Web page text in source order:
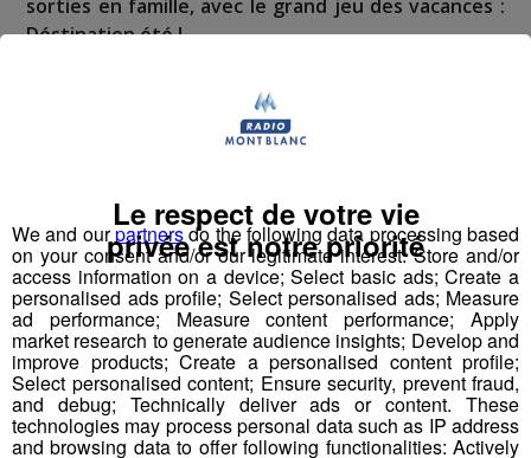
sorties en famille, avec le grand jeu des vacances :
Déstination été !
Deux rendez-vous par jour, à 8h45 et 17h45 sur
Nous vous poserons une question, a vous de faire le
bon choix entre les 3 réponses pour repartir avec vos
entrées pour un maximum d'activités dans la région !
Inscription par téléphone toute la journée pour
participer aux 2 tirages au sort par jour à 8h45 et 17h45.
Appelez le standard au 04 50 58 24 09
We and ourpartnersdo the following data processing based
on your consent and/or our legitimate interest: Store and/or
access information on a device; Select basic ads; Create a
personalised ads profile; Select personalised ads; Measure
ad performance; Measure content performance; Apply
market research to generate audience insights; Develop and
improve products; Create a personalised content profile;
Select personalised content; Ensure security, prevent fraud,
and debug; Technically deliver ads or content. These
technologies may process personal data such as IP address
and browsing data to offer following functionalities: Actively
Le respect de votre vie
privée est notre priorité